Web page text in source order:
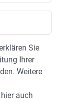
Sie
Ihrer
Weitere
auch